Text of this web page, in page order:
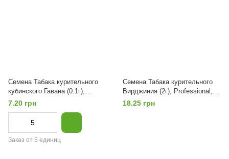
Семена Табака курительного
кубинского Гавана (0.1г),
Collection, TM GL Seeds
7.20 грн
Заказ от 5 единиц
Семена Табака курительного
Вирджиния (2г), Professional,
TM GL Seeds
18.25 грн